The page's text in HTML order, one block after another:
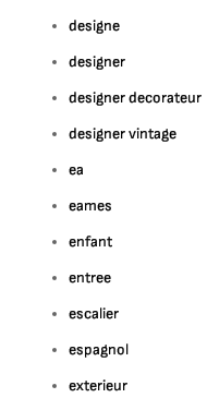
designe
designer
designer decorateur
designer vintage
ea
eames
enfant
entree
escalier
espagnol
exterieur